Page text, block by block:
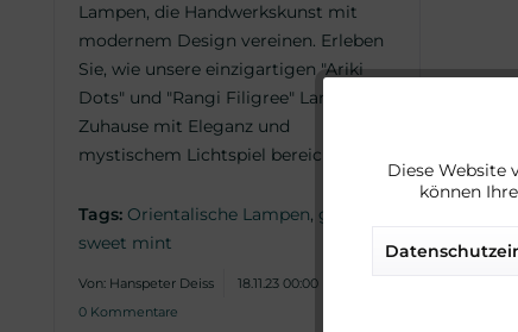
Lampen, die Handwerkskunst mit
modernem Design vereinen. Erleben
Sie, wie unsere einzigartigen "Ariki
Dots" und "Rangi Filigree" Lampen Ihr
Zuhause mit Eleganz und
mystischem Lichtspiel bereichern.
Tags: Orientalische Lampen, gold
sweet mint
Von: Hanspeter Deiss
18.11.23 00:00
0 Kommentare
Marketing
Diese Website
können